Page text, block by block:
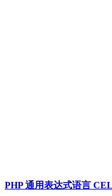
PHP 通用表达式语言